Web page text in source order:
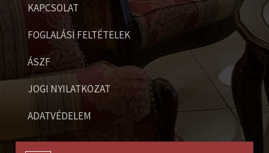
KAPCSOLAT
FOGLALÁSI FELTÉTELEK
ÁSZF
JOGI NYILATKOZAT
ADATVÉDELEM